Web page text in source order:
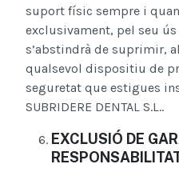
suport físic sempre i
exclusivament, pel seu ús
s’abstindrà de suprimir,
qualsevol dispositiu de
seguretat que estigues
SUBRIDERE DENTAL S.L..
EXCLUSIÓ DE